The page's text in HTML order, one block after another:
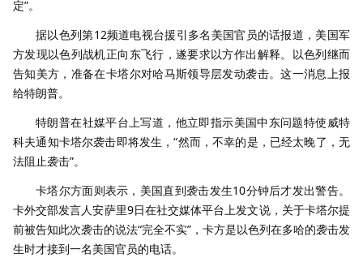
定”。
据以色列第12频道电视台援引多名美国官员的话报道，美国军
方发现以色列战机正向东飞行，遂要求以方作出解释。以色列继而
告知美方，准备在卡塔尔对哈马斯领导层发动袭击。这一消息上报
给特朗普。
特朗普在社媒平台上写道，他立即指示美国中东问题特使威特
科夫通知卡塔尔袭击即将发生，“然而，不幸的是，已经太晚了，无
法阻止袭击”。
卡塔尔方面则表示，美国直到袭击发生10分钟后才发出警告。
卡外交部发言人安萨里9日在社交媒体平台上发文说，关于卡塔尔提
前被告知此次袭击的说法“完全不实”，卡方是以色列在多哈的袭击发
生时才接到一名美国官员的电话。